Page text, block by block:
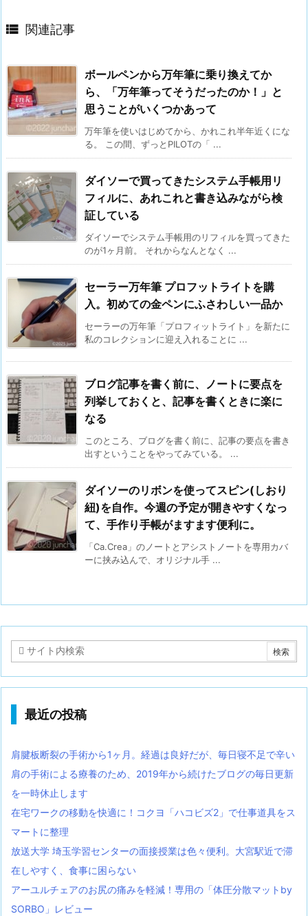
 関連記事
ボールペンから万年筆に乗り換えてか
ら、「万年筆ってそうだったのか！」と
思うことがいくつかあって
万年筆を使いはじめてから、かれこれ半年近くにな
る。 この間、ずっとPILOTの「 ...
ダイソーで買ってきたシステム手帳用リ
フィルに、あれこれと書き込みながら検
証している
ダイソーでシステム手帳用のリフィルを買ってきた
のが1ヶ月前。 それからなんとなく ...
セーラー万年筆 プロフットライトを購
入。初めての金ペンにふさわしい一品か
セーラーの万年筆「プロフィットライト」を新たに
私のコレクションに迎え入れることに ...
ブログ記事を書く前に、ノートに要点を
列挙しておくと、記事を書くときに楽に
なる
このところ、ブログを書く前に、記事の要点を書き
出すということをやってみている。 ...
ダイソーのリボンを使ってスピン(しおり
紐)を自作。今週の予定が開きやすくなっ
て、手作り手帳がますます便利に。
「Ca.Crea」のノートとアシストノートを専用カバ
ーに挟み込んで、オリジナル手 ...
最近の投稿
肩腱板断裂の手術から1ヶ月。経過は良好だが、毎日寝不足で辛い
肩の手術による療養のため、2019年から続けたブログの毎日更新
を一時休止します
在宅ワークの移動を快適に！コクヨ「ハコビズ2」で仕事道具をス
マートに整理
放送大学 埼玉学習センターの面接授業は色々便利。大宮駅近で滞
在しやすく、食事に困らない
アーユルチェアのお尻の痛みを軽減！専用の「体圧分散マットby
SORBO」レビュー